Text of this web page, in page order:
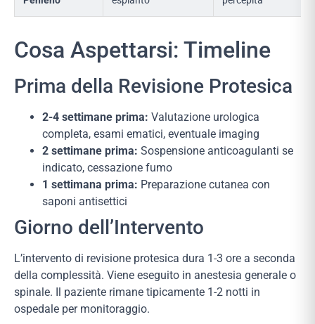
Cosa Aspettarsi: Timeline
Prima della Revisione Protesica
2-4 settimane prima: Valutazione urologica
completa, esami ematici, eventuale imaging
2 settimane prima: Sospensione anticoagulanti se
indicato, cessazione fumo
1 settimana prima: Preparazione cutanea con
saponi antisettici
Giorno dell’Intervento
L’intervento di revisione protesica dura 1-3 ore a seconda
della complessità. Viene eseguito in anestesia generale o
spinale. Il paziente rimane tipicamente 1-2 notti in
ospedale per monitoraggio.